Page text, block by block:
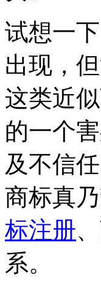
试想一
出现，
这类近
的一个
及不信
商标真
标注册
系。